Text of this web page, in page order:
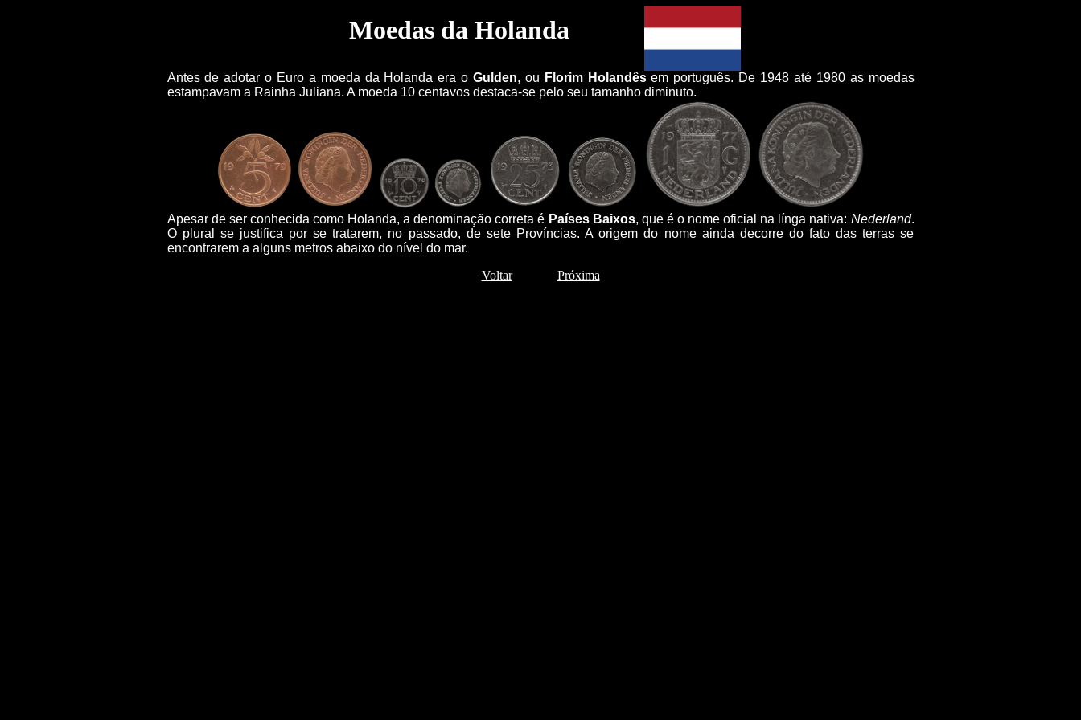
Moedas da Holanda
Antes de adotar o Euro a moeda da Holanda era o Gulden, ou Florim Holandêsem português. De 1948 até 1980 as moedas
estampavam a Rainha Juliana. A moeda 10 centavos destaca-se pelo seu tamanho diminuto.
Apesar de ser conhecida como Holanda, a denominação correta é Países Baixos, que é o nome oficial na línga nativa: Nederland.
O plural se justifica por se tratarem, no passado, de sete Províncias. A origem do nome ainda decorre do fato das terras se
encontrarem a alguns metros abaixo do nível do mar.
Voltar
Próxima